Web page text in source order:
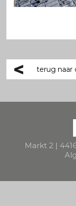
terug naar
Markt 2 |